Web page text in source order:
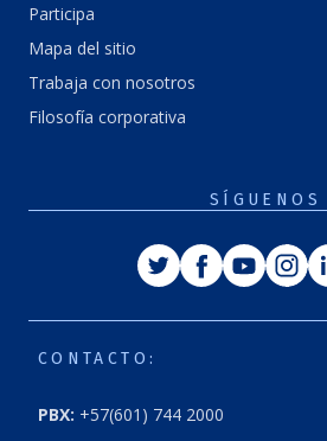
Participa
Mapa del sitio
Trabaja con nosotros
Filosofía corporativa
SÍGUENOS
TwitterFacebook
CONTACTO:
PBX: +57(601) 744 2000